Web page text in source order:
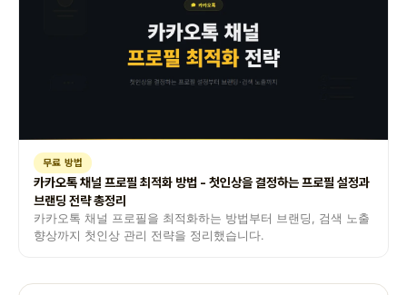
무료 방법
카카오톡 채널 프로필 최적화 방법 - 첫인상을 결정하는 프로필 설정과
브랜딩 전략 총정리
카카오톡 채널 프로필을 최적화하는 방법부터 브랜딩, 검색 노출
향상까지 첫인상 관리 전략을 정리했습니다.